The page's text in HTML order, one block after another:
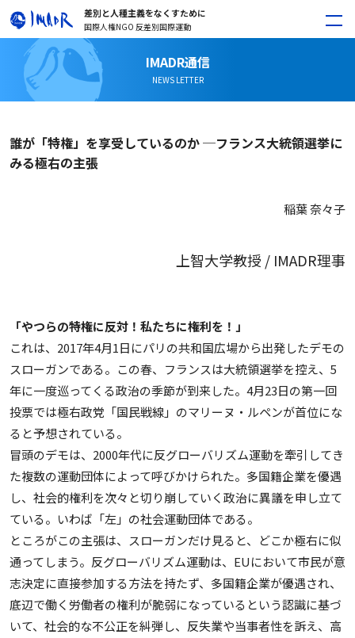
差別と人種主義をなくすために
国際人権NGO 反差別国際運動
IMADR通信
NEWS LETTER
誰が「特権」を享受しているのか ─フランス大統領選挙に
みる極右の主張
稲葉 奈々子
上智大学教授 / IMADR理事
「やつらの特権に反対！私たちに権利を！」
これは、2017年4月1日にパリの共和国広場から出発したデモの
スローガンである。この春、フランスは大統領選挙を控え、5
年に一度巡ってくる政治の季節が到来した。4月23日の第一回
投票では極右政党「国民戦線」のマリーヌ・ルペンが首位にな
ると予想されている。
冒頭のデモは、2000年代に反グローバリズム運動を牽引してき
た複数の運動団体によって呼びかけられた。多国籍企業を優遇
し、社会的権利を次々と切り崩していく政治に異議を申し立て
ている。いわば「左」の社会運動団体である。
ところがこの主張は、スローガンだけ見ると、どこか極右に似
通ってしまう。反グローバリズム運動は、EUにおいて市民が意
志決定に直接参加する方法を持たず、多国籍企業が優遇され、
底辺で働く労働者の権利が脆弱になっているという認識に基づ
いて、社会的な不公正を糾弾し、反失業や当事者性を訴え、高